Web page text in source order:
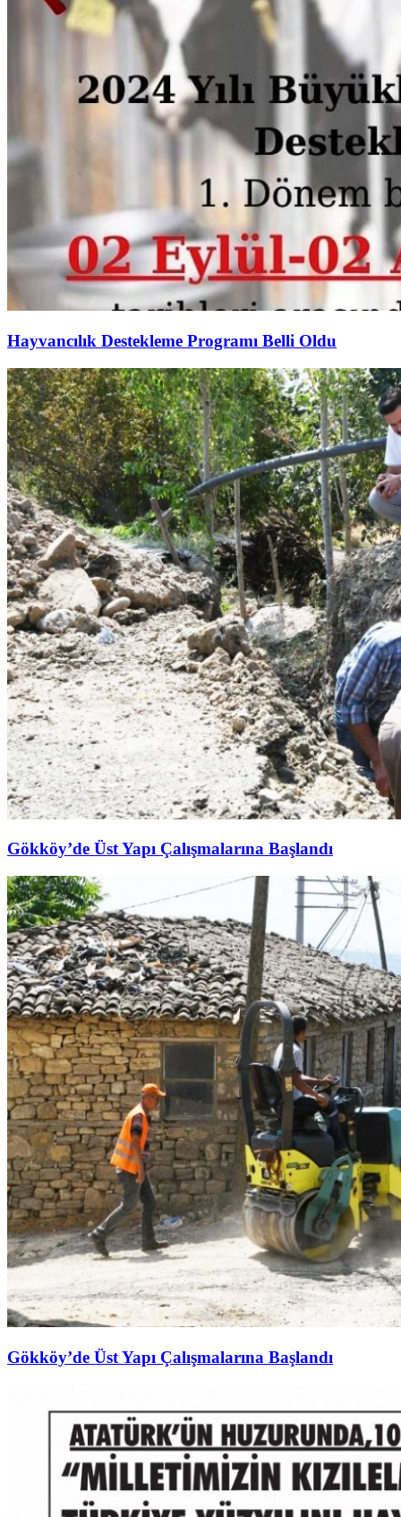
Hayvancılık Destekleme Programı Belli Oldu
Gökköy’de Üst Yapı Çalışmalarına Başlandı
Gökköy’de Üst Yapı Çalışmalarına Başlandı